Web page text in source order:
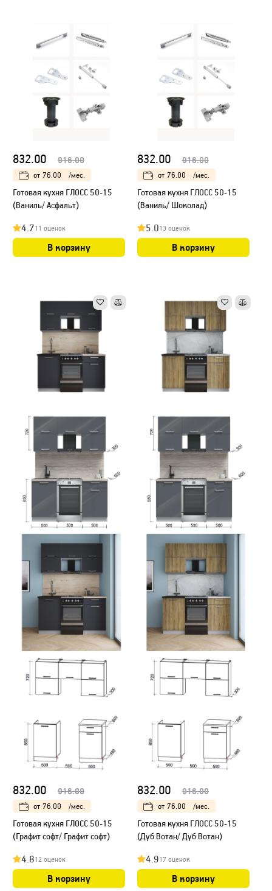
832.00 916.00
от 76.00 /мес.
Готовая кухня ГЛОСС 50-15
(Ваниль/ Асфальт)
4.711 оценок
В корзину
832.00 916.00
от 76.00 /мес.
Готовая кухня ГЛОСС 50-15
(Ваниль/ Шоколад)
5.013 оценок
В корзину
832.00 916.00
от 76.00 /мес.
Готовая кухня ГЛОСС 50-15
(Графит софт/ Графит софт)
4.812 оценок
В корзину
832.00 916.00
от 76.00 /мес.
Готовая кухня ГЛОСС 50-15
(Дуб Вотан/ Дуб Вотан)
4.917 оценок
В корзину